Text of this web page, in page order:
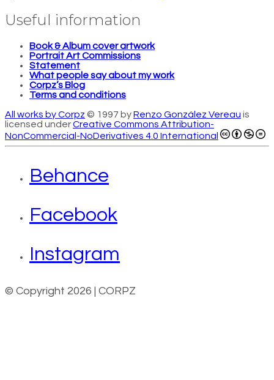
Useful information
Book & Album cover artwork
Portrait Art Commissions
Statement
What people say about my work
Corpz’s Blog
Terms and conditions
All works by Corpz © 1997 byRenzo González Vereau is
licensed underCreative Commons Attribution-
NonCommercial-NoDerivatives 4.0 International
Behance
Facebook
Instagram
© Copyright 2026 | CORPZ